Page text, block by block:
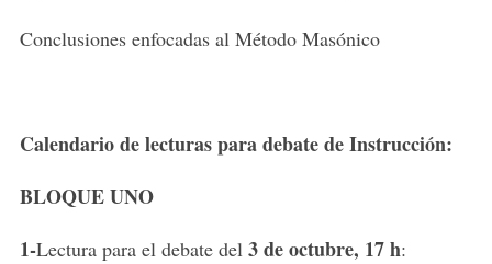
Conclusiones enfocadas al Método Masónico
Calendario de lecturas para debate de Instrucción:
BLOQUE UNO
1-Lectura para el debate del3 de octubre, 17 h: